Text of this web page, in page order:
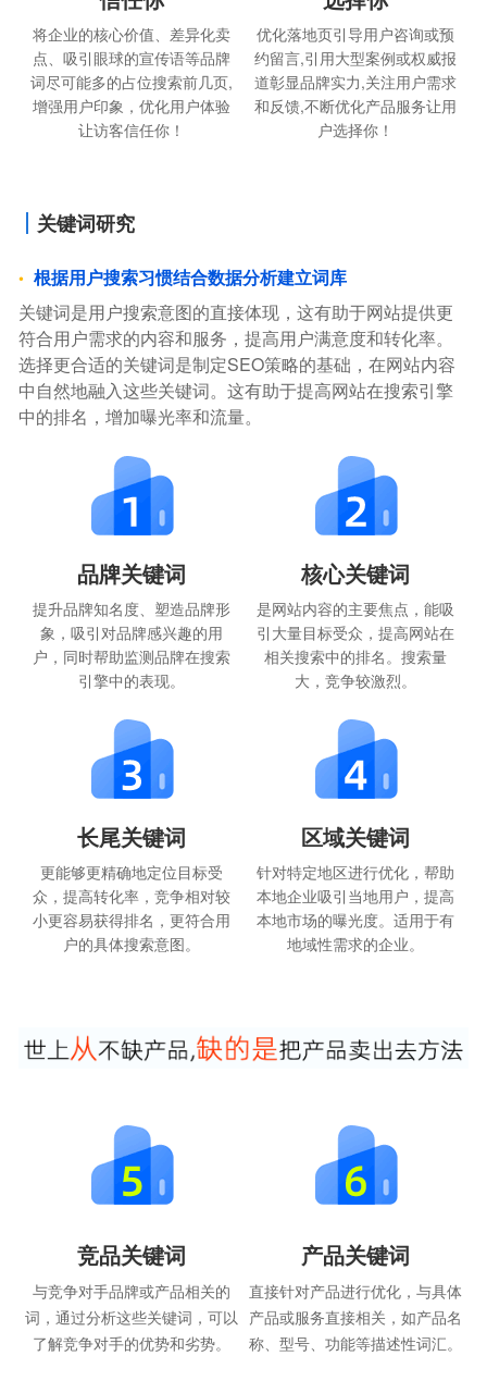
将企业的核心价值、差异化卖
点、吸引眼球的宣传语等品牌
词尽可能多的占位搜索前几页,
增强用户印象，优化用户体验
让访客信任你！
优化落地页引导用户咨询或预
约留言,引用大型案例或权威报
道彰显品牌实力,关注用户需求
和反馈,不断优化产品服务让用
户选择你！
关键词研究
根据用户搜索习惯结合数据分析建立词库
关键词是用户搜索意图的直接体现，这有助于网站提供更
符合用户需求的内容和服务，提高用户满意度和转化率。
选择更合适的关键词是制定SEO策略的基础，在网站内容
中自然地融入这些关键词。这有助于提高网站在搜索引擎
中的排名，增加曝光率和流量。
品牌关键词
提升品牌知名度、塑造品牌形
象，吸引对品牌感兴趣的用
户，同时帮助监测品牌在搜索
引擎中的表现。
核心关键词
是网站内容的主要焦点，能吸
引大量目标受众，提高网站在
相关搜索中的排名。搜索量
大，竞争较激烈。
长尾关键词
更能够更精确地定位目标受
众，提高转化率，竞争相对较
小更容易获得排名，更符合用
户的具体搜索意图。
区域关键词
针对特定地区进行优化，帮助
本地企业吸引当地用户，提高
本地市场的曝光度。适用于有
地域性需求的企业。
竞品关键词
与竞争对手品牌或产品相关的
词，通过分析这些关键词，可以
了解竞争对手的优势和劣势。
产品关键词
直接针对产品进行优化，与具体
产品或服务直接相关，如产品名
称、型号、功能等描述性词汇。